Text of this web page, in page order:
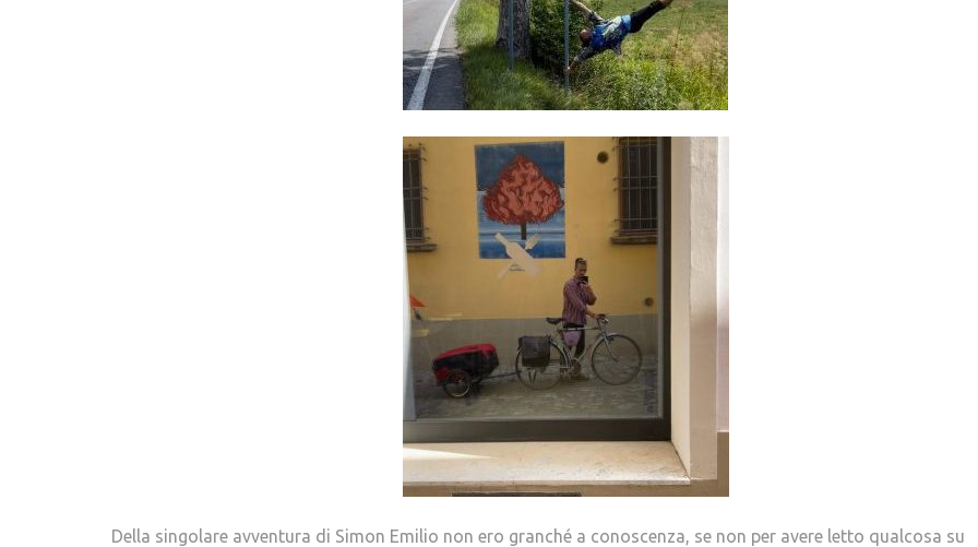
Della singolare avventura di Simon Emilio non ero granché a conoscenza, se non per avere letto qualcosa su